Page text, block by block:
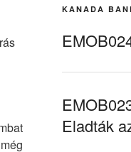
KANADA
Eladták